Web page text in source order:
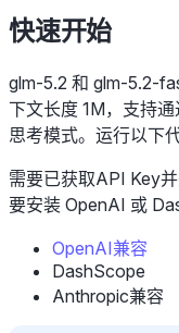
快速开始
glm-5.2 和 glm-5.2-
下文长度 1M，支持通
思考模式。运行以下
需要已获取API Key
要安装 OpenAI 或
OpenAI兼容
DashScope
Anthropic兼容